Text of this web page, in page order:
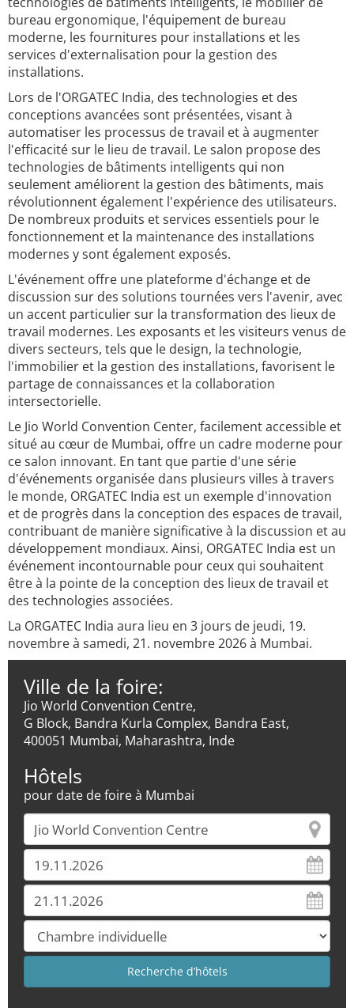
bureau ergonomique, l'équipement de bureau
moderne, les fournitures pour installations et les
services d'externalisation pour la gestion des
installations.
Lors de l'ORGATEC India, des technologies et des
conceptions avancées sont présentées, visant à
automatiser les processus de travail et à augmenter
l'efficacité sur le lieu de travail. Le salon propose des
technologies de bâtiments intelligents qui non
seulement améliorent la gestion des bâtiments, mais
révolutionnent également l'expérience des utilisateurs.
De nombreux produits et services essentiels pour le
fonctionnement et la maintenance des installations
modernes y sont également exposés.
L'événement offre une plateforme d'échange et de
discussion sur des solutions tournées vers l'avenir, avec
un accent particulier sur la transformation des lieux de
travail modernes. Les exposants et les visiteurs venus de
divers secteurs, tels que le design, la technologie,
l'immobilier et la gestion des installations, favorisent le
partage de connaissances et la collaboration
intersectorielle.
Le Jio World Convention Center, facilement accessible et
situé au cœur de Mumbai, offre un cadre moderne pour
ce salon innovant. En tant que partie d'une série
d'événements organisée dans plusieurs villes à travers
le monde, ORGATEC India est un exemple d'innovation
et de progrès dans la conception des espaces de travail,
contribuant de manière significative à la discussion et au
développement mondiaux. Ainsi, ORGATEC India est un
événement incontournable pour ceux qui souhaitent
être à la pointe de la conception des lieux de travail et
des technologies associées.
La ORGATEC India aura lieu en 3 jours de jeudi, 19.
novembre à samedi, 21. novembre 2026 à Mumbai.
Ville de la foire:
Jio World Convention Centre,
G Block, Bandra Kurla Complex, Bandra East,
400051 Mumbai, Maharashtra, Inde
Hôtels
pour date de foire à Mumbai